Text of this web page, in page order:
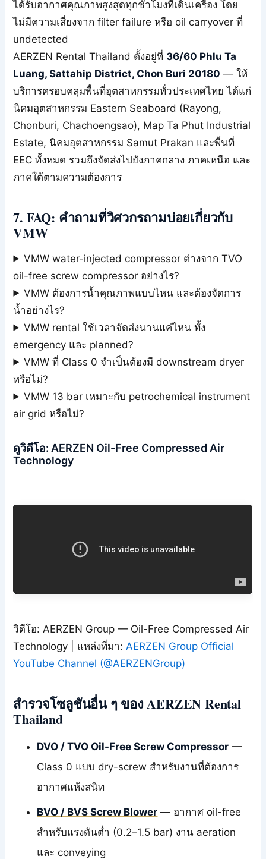
ได้รับอากาศคุณภาพสูงสุดทุกชั่วโมงที่เดินเครื่อง โดย
ไม่มีความเสี่ยงจาก filter failure หรือ oil carryover ที่
undetected
AERZEN Rental Thailand ตั้งอยู่ที่ 36/60 Phlu Ta
Luang, Sattahip District, Chon Buri 20180 — ให้
บริการครอบคลุมพื้นที่อุตสาหกรรมทั่วประเทศไทย ได้แก่
นิคมอุตสาหกรรม Eastern Seaboard (Rayong,
Chonburi, Chachoengsao), Map Ta Phut Industrial
Estate, นิคมอุตสาหกรรม Samut Prakan และพื้นที่
EEC ทั้งหมด รวมถึงจัดส่งไปยังภาคกลาง ภาคเหนือ และ
ภาคใต้ตามความต้องการ
7. FAQ: คำถามที่วิศวกรถามบ่อยเกี่ยวกับ
VMW
VMW water-injected compressor ต่างจาก TVO
oil-free screw compressor อย่างไร?
VMW ต้องการน้ำคุณภาพแบบไหน และต้องจัดการ
น้ำอย่างไร?
VMW rental ใช้เวลาจัดส่งนานแค่ไหน ทั้ง
emergency และ planned?
VMW ที่ Class 0 จำเป็นต้องมี downstream dryer
หรือไม่?
VMW 13 bar เหมาะกับ petrochemical instrument
air grid หรือไม่?
ดูวิดีโอ: AERZEN Oil-Free Compressed Air
Technology
วิดีโอ: AERZEN Group — Oil-Free Compressed Air
Technology | แหล่งที่มา: AERZEN Group Official
YouTube Channel (@AERZENGroup)
สำรวจโซลูชันอื่น ๆ ของ AERZEN Rental
Thailand
DVO / TVO Oil-Free Screw Compressor —
Class 0 แบบ dry-screw สำหรับงานที่ต้องการ
อากาศแห้งสนิท
BVO / BVS Screw Blower — อากาศ oil-free
สำหรับแรงดันต่ำ (0.2–1.5 bar) งาน aeration
และ conveying